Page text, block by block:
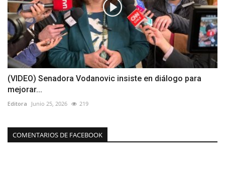
(VIDEO) Senadora Vodanovic insiste en diálogo para
mejorar...
Editora Junio 25, 2026 219
COMENTARIOS DE FACEBOOK